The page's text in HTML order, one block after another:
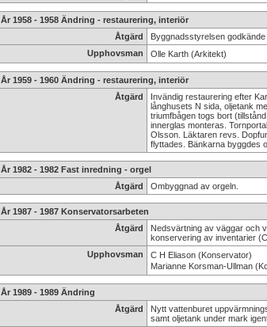
År 1958 - 1958 Ändring - restaurering, interiör
Åtgärd
Byggnadsstyrelsen
Upphovsman
Olle Karth (Arkitekt)
År 1959 - 1960 Ändring - restaurering, interiör
Åtgärd
Invändig restaurering efter
långhusets N sida, oljetank
triumfbågen togs bort
innerglas monteras.
Olsson. Läktaren revs.
flyttades. Bänkarna byggdes
År 1982 - 1982 Fast inredning - orgel
Åtgärd
Ombyggnad av orgeln.
År 1987 - 1987 Konservatorsarbeten
Åtgärd
Nedsvärtning av väggar och
konservering av inventarier
Upphovsman
C H Eliason (Konservator)
Marianne Korsman-Ullman
År 1989 - 1989 Ändring
Åtgärd
Nytt vattenburet
samt oljetank under mark